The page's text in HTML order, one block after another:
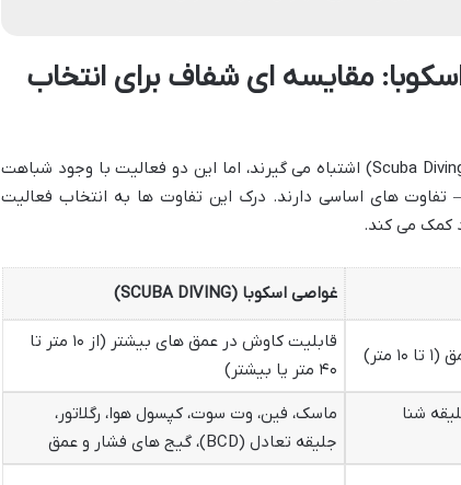
مقایسه ای شفاف برای انتخاب
بسیاری از افراد اسنورکلینگ را با غواصی اسکوبا (Scuba Diving) اشتباه می گیرند، اما این دو فعالیت با وجود شباهت
های اساسی دارند. درک این تفاوت ها به انتخاب فعالیت
کمک می کند.
غواصی اسکوبا (SCUBA DIVING)
قابلیت کاوش در عمق های بیشتر (از ۱۰ متر تا
۴۰ متر یا بیشتر)
شنا
ماسک، فین، وت سوت، کپسول هوا، رگلاتور،
جلیقه تعادل (BCD)، گیج های فشار و عمق